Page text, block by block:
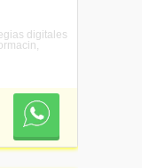
digitales